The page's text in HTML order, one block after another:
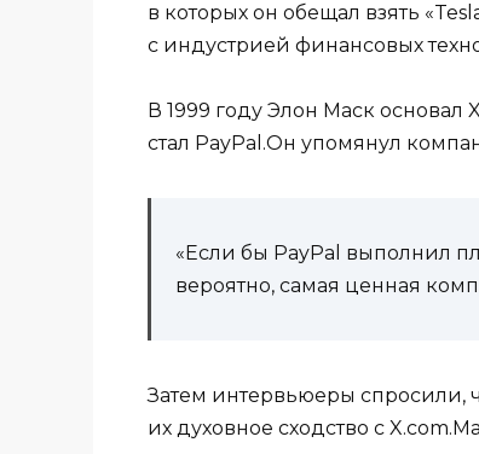
в которых он обещал взять
с индустрией финансовых
В 1999 году Элон Маск основал
стал PayPal.Он упомянул
«Если бы PayPal выполнил
вероятно, самая ценная
Затем интервьюеры спросили,
их духовное сходство с